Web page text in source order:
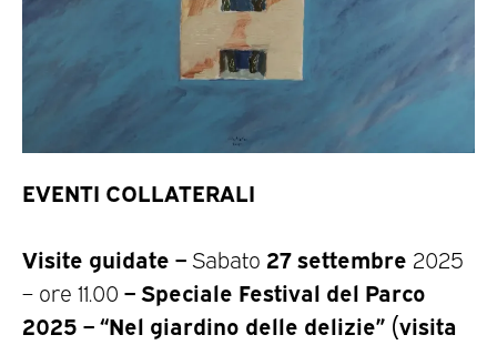
EVENTI COLLATERALI
Visite guidate –Sabato 27 settembre 2025
– ore 11.00 – Speciale Festival del Parco
2025 – “Nel giardino delle delizie” (visita